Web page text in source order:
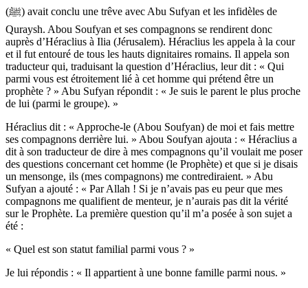
(ﷺ) avait conclu une trêve avec Abu Sufyan et les infidèles de
Quraysh. Abou Soufyan et ses compagnons se rendirent donc
auprès d’Héraclius à Ilia (Jérusalem). Héraclius les appela à la cour
et il fut entouré de tous les hauts dignitaires romains. Il appela son
traducteur qui, traduisant la question d’Héraclius, leur dit : « Qui
parmi vous est étroitement lié à cet homme qui prétend être un
prophète ? » Abu Sufyan répondit : « Je suis le parent le plus proche
de lui (parmi le groupe). »
Héraclius dit : « Approche-le (Abou Soufyan) de moi et fais mettre
ses compagnons derrière lui. » Abou Soufyan ajouta : « Héraclius a
dit à son traducteur de dire à mes compagnons qu’il voulait me poser
des questions concernant cet homme (le Prophète) et que si je disais
un mensonge, ils (mes compagnons) me contrediraient. » Abu
Sufyan a ajouté : « Par Allah ! Si je n’avais pas eu peur que mes
compagnons me qualifient de menteur, je n’aurais pas dit la vérité
sur le Prophète. La première question qu’il m’a posée à son sujet a
été :
« Quel est son statut familial parmi vous ? »
Je lui répondis : « Il appartient à une bonne famille parmi nous. »